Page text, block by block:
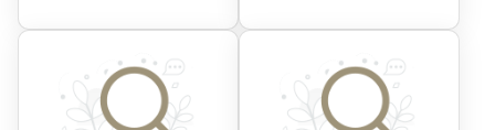
Relaxant aux 4
Huiles Précieuses